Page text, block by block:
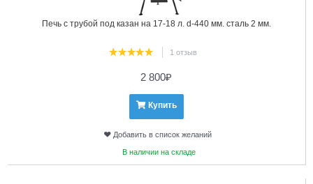
Печь с трубой под казан на 17-18 л. d-440 мм. сталь 2 мм.
1 отзыв
2 800₽
Купить
Добавить в список желаний
В наличии на складе